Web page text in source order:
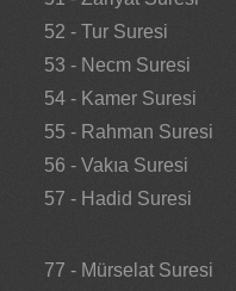
52 - Tur Suresi
53 - Necm Suresi
54 - Kamer Suresi
55 - Rahman Suresi
56 - Vakıa Suresi
57 - Hadid Suresi
77 - Mürselat Suresi